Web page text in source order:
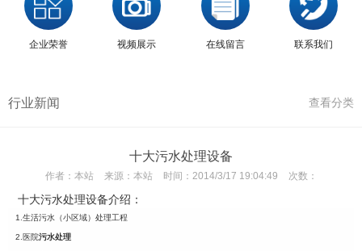
企业荣誉 视频展示 在线留言 联系我们
行业新闻 查看分类
十大污水处理设备
作者： 本站 来源： 本站 时间： 2014/3/17 19:04:49 次数：
十大污水处理设备介绍：
1.生活污水（小区域）处理工程
2.医院污水处理